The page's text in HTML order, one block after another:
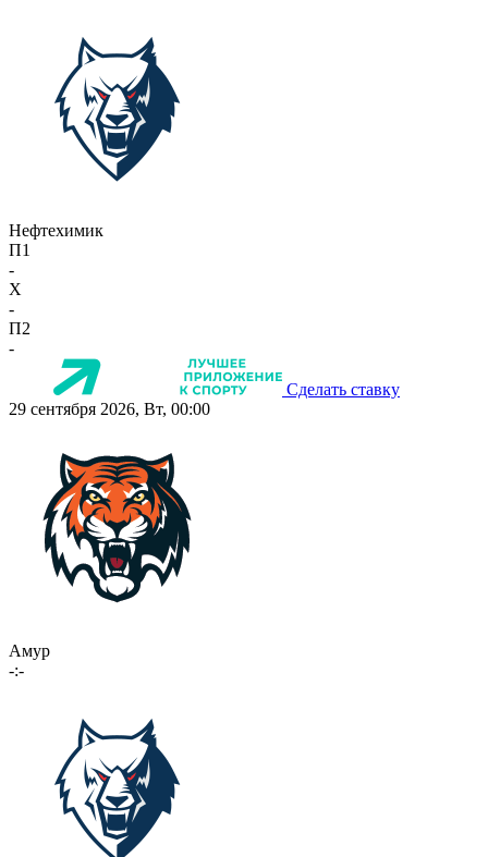
Нефтехимик
П1
-
X
-
П2
-
Сделать ставку
29 сентября 2026, Вт, 00:00
Амур
-:-